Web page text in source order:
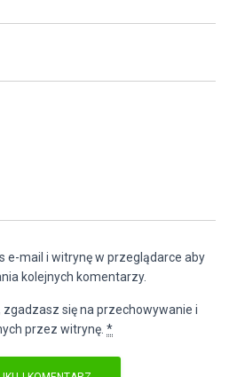
e-mail i witrynę w przeglądarce aby
kolejnych komentarzy.
się na przechowywanie i
przez witrynę. *